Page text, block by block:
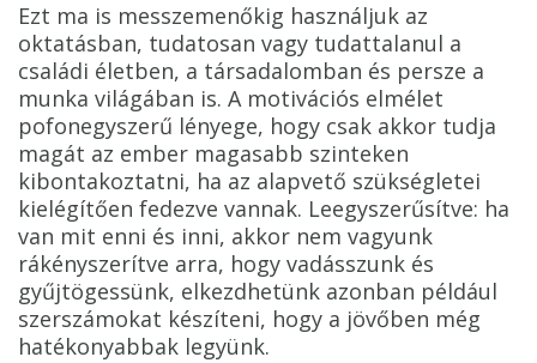
Ezt ma is messzemenőkig használjuk az
oktatásban, tudatosan vagy tudattalanul a
családi életben, a társadalomban és persze a
munka világában is. A motivációs elmélet
pofonegyszerű lényege, hogy csak akkor tudja
magát az ember magasabb szinteken
kibontakoztatni, ha az alapvető szükségletei
kielégítően fedezve vannak. Leegyszerűsítve: ha
van mit enni és inni, akkor nem vagyunk
rákényszerítve arra, hogy vadásszunk és
gyűjtögessünk, elkezdhetünk azonban például
szerszámokat készíteni, hogy a jövőben még
hatékonyabbak legyünk.